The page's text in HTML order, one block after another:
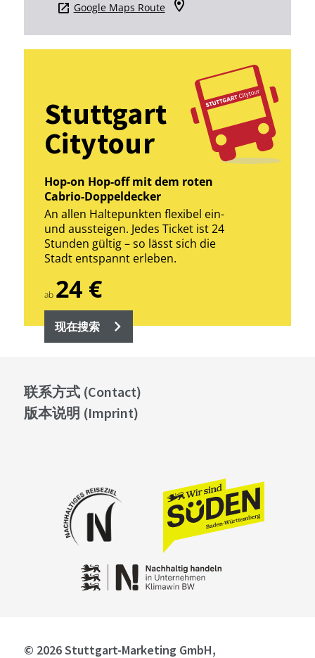
Google Maps Route
Stuttgart
Citytour
Hop-on Hop-off mit dem roten
Cabrio-Doppeldecker
An allen Haltepunkten flexibel ein-
und aussteigen. Jedes Ticket ist 24
Stunden gültig – so lässt sich die
Stadt entspannt erleben.
ab 24 €
现在搜索
联系方式 (Contact)
版本说明 (Imprint)
© 2026 Stuttgart-Marketing GmbH,